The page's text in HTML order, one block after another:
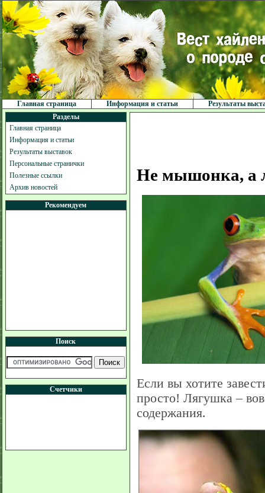
Главная страница Информация и статьи
Результаты
Разделы
Главная страница
Информация и статьи
Результаты выставок
Персональные странички
Полезные ссылки
Архив новостей
Рекомендуем
Поиск
Счетчики
Не мышонка, а
Если вы хотите
просто! Лягушка –
содержания.